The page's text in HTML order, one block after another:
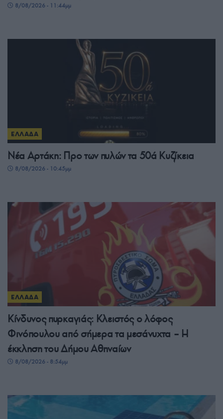
8/08/2026 - 11:44μμ
ΕΛΛΑΔΑ
Νέα Αρτάκη: Προ των πυλών τα 50ά Κυζίκεια
8/08/2026 - 10:45μμ
ΕΛΛΑΔΑ
Κίνδυνος πυρκαγιάς: Κλειστός ο λόφος
Φινόπουλου από σήμερα τα μεσάνυχτα – Η
έκκληση του Δήμου Αθηναίων
8/08/2026 - 8:54μμ